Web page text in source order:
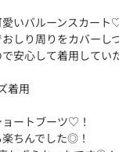
いバルーンスカート
しり周りをカバーし
安心して着用してい
着用
ートブーツ♡！
ちんでした◎！